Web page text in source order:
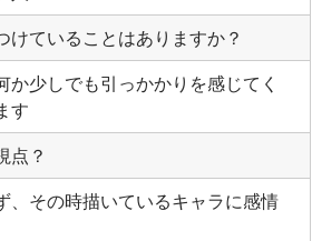
けていることはありますか？
か少しでも引っかかりを感じてく
す
点？
、その時描いているキャラに感情